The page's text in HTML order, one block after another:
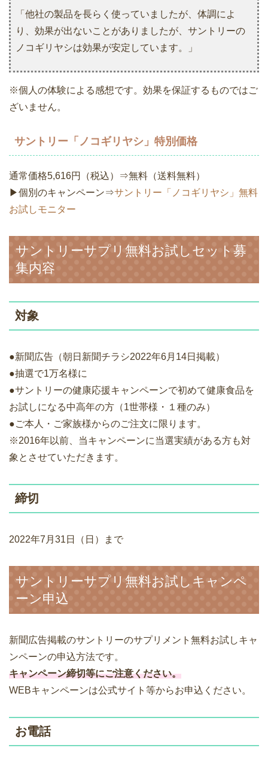
「他社の製品を長らく使っていましたが、体調によ
り、効果が出ないことがありましたが、サントリーの
ノコギリヤシは効果が安定しています。」
※個人の体験による感想です。効果を保証するものではご
ざいません。
サントリー「ノコギリヤシ」特別価格
通常価格5,616円（税込）⇒無料（送料無料）
▶個別のキャンペーン⇒サントリー「ノコギリヤシ」無料
お試しモニター
サントリーサプリ無料お試しセット募
集内容
対象
●新聞広告（朝日新聞チラシ2022年6月14日掲載）
●抽選で1万名様に
●サントリーの健康応援キャンペーンで初めて健康食品を
お試しになる中高年の方（1世帯様・１種のみ）
●ご本人・ご家族様からのご注文に限ります。
※2016年以前、当キャンペーンに当選実績がある方も対
象とさせていただきます。
締切
2022年7月31日（日）まで
サントリーサプリ無料お試しキャンペ
ーン申込
新聞広告掲載のサントリーのサプリメント無料お試しキャ
ンペーンの申込方法です。
キャンペーン締切等にご注意ください。
WEBキャンペーンは公式サイト等からお申込ください。
お電話